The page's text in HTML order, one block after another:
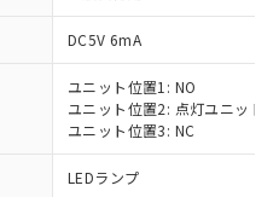
DC5V 6mA
ユニット位置1: NO
ユニット位置2: 点灯ユニット
ユニット位置3: NC
LEDランプ